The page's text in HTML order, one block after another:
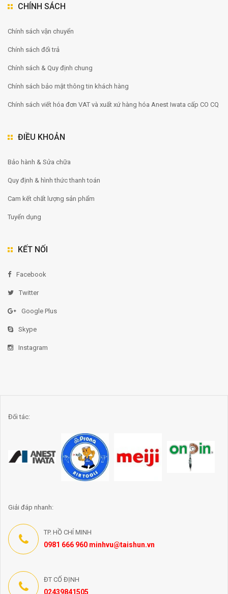
CHÍNH SÁCH
Chính sách vận chuyển
Chính sách đổi trả
Chính sách & Quy định chung
Chính sách bảo mật thông tin khách hàng
Chính sách viết hóa đơn VAT và xuất xứ hàng hóa Anest Iwata cấp CO CQ
ĐIỀU KHOẢN
Bảo hành & Sửa chữa
Quy định & hình thức thanh toán
Cam kết chất lượng sản phẩm
Tuyển dụng
KẾT NỐI
Facebook
Twitter
Google Plus
Skype
Instagram
Đối tác:
Giải đáp nhanh:
TP. HỒ CHÍ MINH
0981 666 960 minhvu@taishun.vn
ĐT CỐ ĐỊNH
02439841505